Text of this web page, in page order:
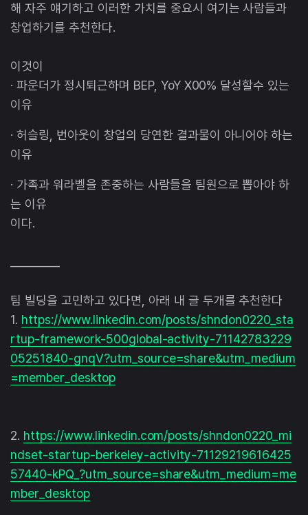
해 자주 얘기하고 이러한 가치를 중요시 여기는 사람들과
창업하기를 추천한다.
이것이
· 파운더가 정시퇴근하며 BEP, YoY X00% 달성할수 있는
이유
· 허슬링, 번아웃이 창업의 당연한 결과물이 아니어야 하는
이유
· 가족과 워라벨을 존중하는 사람들을 팀원으로 뽑아야 하
는 이유
이다.
팀 빌딩을 고민하고 있다면, 아래 내 글 두개를 추천한다
1. https://www.linkedin.com/posts/shndon0220_sta
rtup-framework-500global-activity-71142783229
05251840-gnqV?utm_source=share&utm_medium
=member_desktop
2. https://www.linkedin.com/posts/shndon0220_mi
ndset-startup-berkeley-activity-71129219616425
57440-kPQ_?utm_source=share&utm_medium=me
mber_desktop